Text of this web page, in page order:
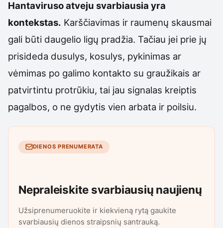
Hantaviruso atveju svarbiausia yra
kontekstas. Karščiavimas ir raumenų skausmai
gali būti daugelio ligų pradžia. Tačiau jei prie jų
prisideda dusulys, kosulys, pykinimas ar
vėmimas po galimo kontakto su graužikais ar
patvirtintu protrūkiu, tai jau signalas kreiptis
pagalbos, o ne gydytis vien arbata ir poilsiu.
DIENOS PRENUMERATA
Nepraleiskite svarbiausių naujienų
Užsiprenumeruokite ir kiekvieną rytą gaukite
svarbiausių dienos straipsnių santrauką.